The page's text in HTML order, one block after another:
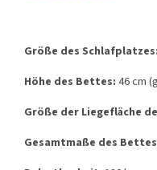
Größe des Schlafplatzes:
Höhe des Bettes: 46 cm
Größe der Liegefläche
Gesamtmaße des